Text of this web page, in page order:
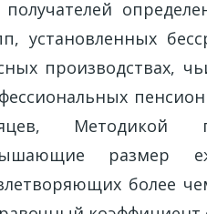
получателей
установленных
производствах,
Методикой
размер
более